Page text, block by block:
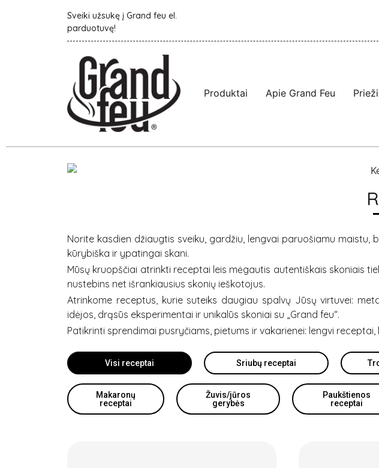
Sveiki užsukę į Grand feu el.
parduotuvę!
Produktai Apie Grand Feu
Norite kasdien džiaugtis sveiku, gardžiu, lengvai paruošiamu maistu,
kūrybiška ir ypatingai skani.
Mūsų kruopščiai atrinkti receptai leis mėgautis autentiškais skoniais
nustebins net išrankiausius skonių ieškotojus.
Atrinkome receptus, kurie suteiks daugiau spalvų Jūsų virtuvei:
idėjos, drąsūs eksperimentai ir unikalūs skoniai su „Grand feu“.
Patikrinti sprendimai pusryčiams, pietums ir vakarienei: lengvi
Visi receptai Sriubų receptai
Makaronų
receptai
Žuvis/jūros
gerybės
Paukštienos
receptai